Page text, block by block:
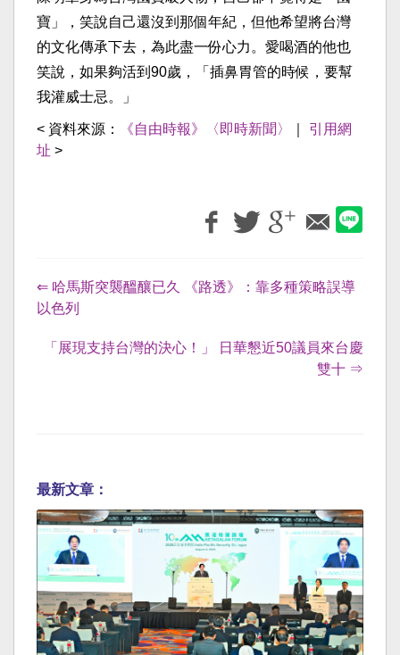
寶」，笑說自己還沒到那個年紀，但他希望將台灣
的文化傳承下去，為此盡一份心力。愛喝酒的他也
笑說，如果夠活到90歲，「插鼻胃管的時候，要幫
我灌威士忌。」
< 資料來源： 《自由時報》〈即時新聞〉
引用網
址 >
⇐ 哈馬斯突襲醞釀已久 《路透》：靠多種策略誤導
以色列
「展現支持台灣的決心！」 日華懇近50議員來台慶
雙十 ⇒
最新文章：